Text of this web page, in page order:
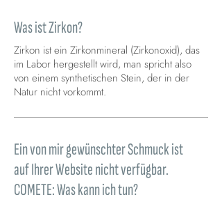
Was ist Zirkon?
Zirkon ist ein Zirkonmineral (Zirkonoxid), das
im Labor hergestellt wird, man spricht also
von einem synthetischen Stein, der in der
Natur nicht vorkommt.
Ein von mir gewünschter Schmuck ist
auf Ihrer Website nicht verfügbar.
COMETE: Was kann ich tun?